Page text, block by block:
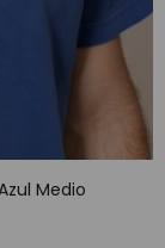
Medio